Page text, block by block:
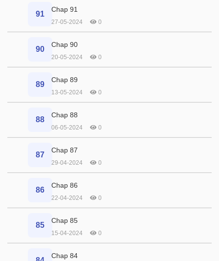
91
Chap 91
27-05-2024 0
90
Chap 90
20-05-2024 0
89
Chap 89
13-05-2024 0
88
Chap 88
06-05-2024 0
87
Chap 87
29-04-2024 0
86
Chap 86
22-04-2024 0
85
Chap 85
15-04-2024 0
Chap 84